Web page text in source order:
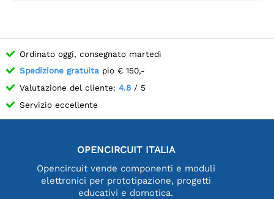
Ordinato oggi, consegnato martedì
Spedizione gratuita pio € 150,-
Valutazione del cliente: 4.8 / 5
Servizio eccellente
OPENCIRCUIT ITALIA
Opencircuit vende componenti e moduli
elettronici per prototipazione, progetti
educativi e domotica.